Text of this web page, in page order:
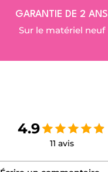
GARANTIE DE 2 ANS
Sur le matériel neuf
4.9
11 avis